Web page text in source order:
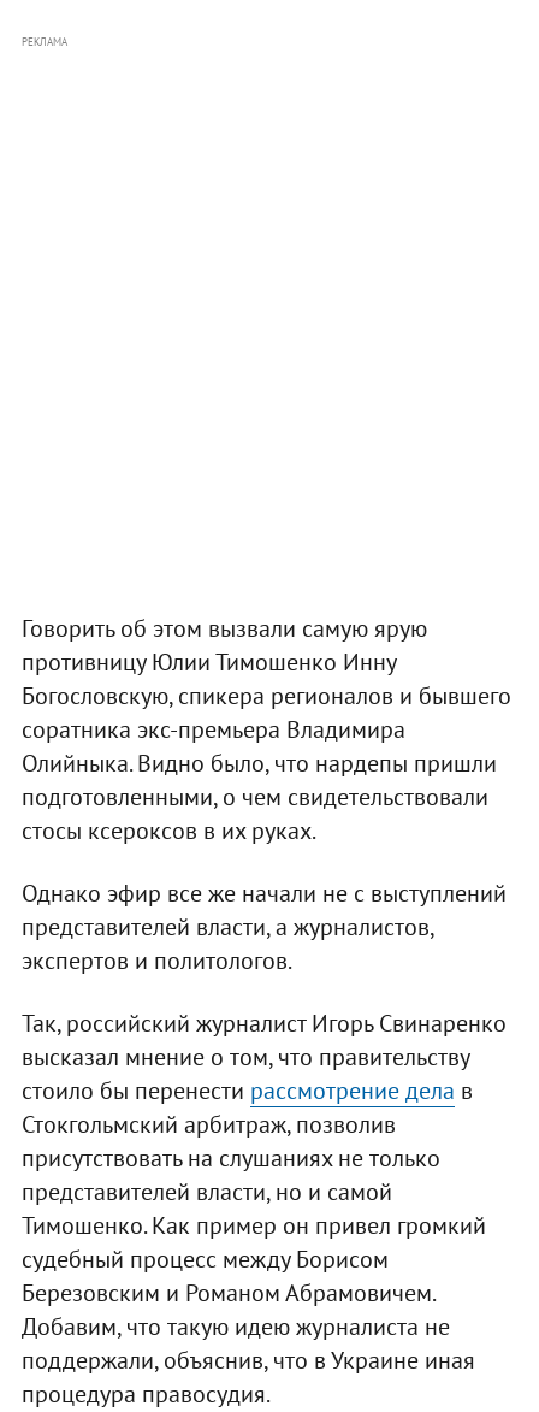
РЕКЛАМА
Говорить об этом вызвали самую ярую
противницу Юлии Тимошенко Инну
Богословскую, спикера регионалов и бывшего
соратника экс-премьера Владимира
Олийныка. Видно было, что нардепы пришли
подготовленными, о чем свидетельствовали
стосы ксероксов в их руках.
Однако эфир все же начали не с выступлений
представителей власти, а журналистов,
экспертов и политологов.
Так, российский журналист Игорь Свинаренко
высказал мнение о том, что правительству
стоило бы перенести рассмотрение дела в
Стокгольмский арбитраж, позволив
присутствовать на слушаниях не только
представителей власти, но и самой
Тимошенко. Как пример он привел громкий
судебный процесс между Борисом
Березовским и Романом Абрамовичем.
Добавим, что такую идею журналиста не
поддержали, объяснив, что в Украине иная
процедура правосудия.